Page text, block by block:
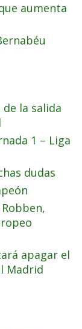
aumenta
de la salida
1 – Liga
dudas
apagar el
Madrid